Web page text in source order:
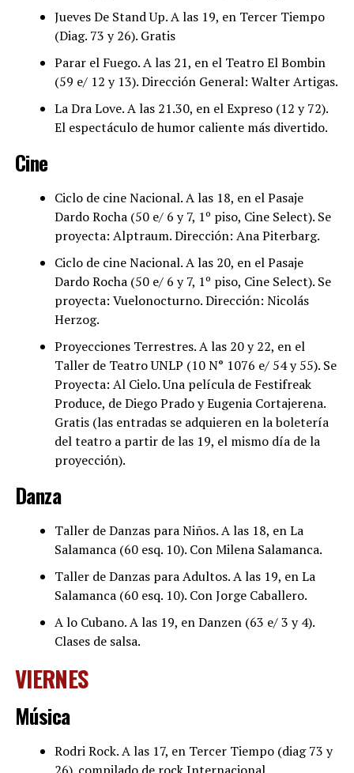
Jueves De Stand Up. A las 19, en Tercer Tiempo
(Diag. 73 y 26). Gratis
Parar el Fuego. A las 21, en el Teatro El Bombin
(59 e/ 12 y 13). Dirección General: Walter Artigas.
La Dra Love. A las 21.30, en el Expreso (12 y 72).
El espectáculo de humor caliente más divertido.
Cine
Ciclo de cine Nacional. A las 18, en el Pasaje
Dardo Rocha (50 e/ 6 y 7, 1º piso, Cine Select). Se
proyecta: Alptraum. Dirección: Ana Piterbarg.
Ciclo de cine Nacional. A las 20, en el Pasaje
Dardo Rocha (50 e/ 6 y 7, 1º piso, Cine Select). Se
proyecta: Vuelonocturno. Dirección: Nicolás
Herzog.
Proyecciones Terrestres. A las 20 y 22, en el
Taller de Teatro UNLP (10 N° 1076 e/ 54 y 55). Se
Proyecta: Al Cielo. Una película de Festifreak
Produce, de Diego Prado y Eugenia Cortajerena.
Gratis (las entradas se adquieren en la boletería
del teatro a partir de las 19, el mismo día de la
proyección).
Danza
Taller de Danzas para Niños. A las 18, en La
Salamanca (60 esq. 10). Con Milena Salamanca.
Taller de Danzas para Adultos. A las 19, en La
Salamanca (60 esq. 10). Con Jorge Caballero.
A lo Cubano. A las 19, en Danzen (63 e/ 3 y 4).
Clases de salsa.
VIERNES
Música
Rodri Rock. A las 17, en Tercer Tiempo (diag 73 y